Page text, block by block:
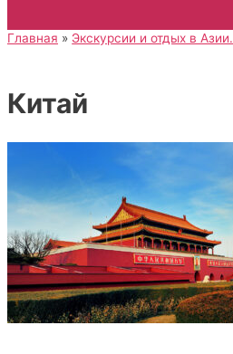
Главная Экскурсии и отдых в Азии.
Китай